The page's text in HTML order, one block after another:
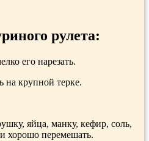
рулета:
его нарезать.
на крупной терке.
яйца, манку, кефир, соль,
хорошо пере­мешать.